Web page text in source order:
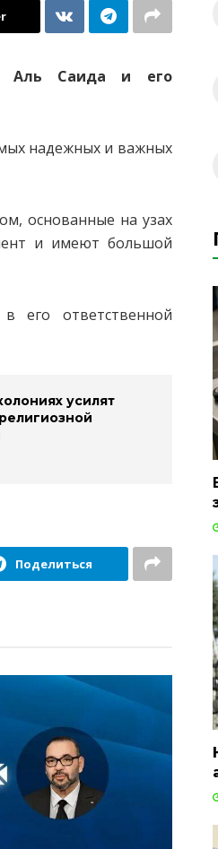
Аль Саида и его
надежных и важных
основанные на узах
и имеют большой
его ответственной
усилят
Поделиться